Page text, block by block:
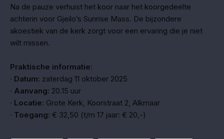
Na de pauze verhuist het koor naar het koorgedeelte
achterin voor Gjeilo’s Sunrise Mass. De bijzondere
akoestiek van de kerk zorgt voor een ervaring die je niet
wilt missen.
Praktische informatie:
· Datum: zaterdag 11 oktober 2025
· Aanvang: 20.15 uur
· Locatie: Grote Kerk, Koorstraat 2, Alkmaar
· Toegang: € 32,50 (t/m 17 jaar: € 20,-)